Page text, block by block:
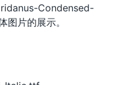
Condensed-
片的展示。